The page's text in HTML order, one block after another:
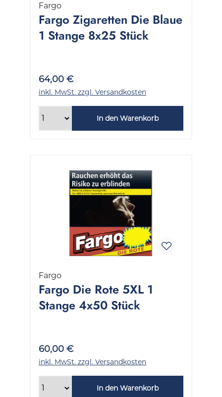
Fargo
Fargo Zigaretten Die Blaue
1 Stange 8x25 Stück
64,00 €
inkl. MwSt. zzgl. Versandkosten
In den Warenkorb
Fargo
Fargo Die Rote 5XL 1
Stange 4x50 Stück
60,00 €
inkl. MwSt. zzgl. Versandkosten
In den Warenkorb